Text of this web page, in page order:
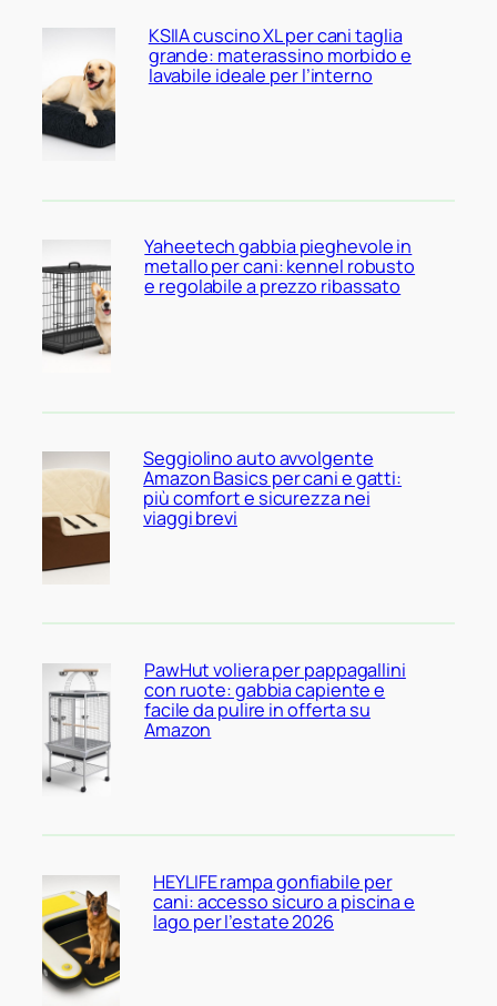
KSIIA cuscino XL per cani taglia
grande: materassino morbido e
lavabile ideale per l’interno
Yaheetech gabbia pieghevole in
metallo per cani: kennel robusto
e regolabile a prezzo ribassato
Seggiolino auto avvolgente
Amazon Basics per cani e gatti:
più comfort e sicurezza nei
viaggi brevi
PawHut voliera per pappagallini
con ruote: gabbia capiente e
facile da pulire in offerta su
Amazon
HEYLIFE rampa gonfiabile per
cani: accesso sicuro a piscina e
lago per l’estate 2026